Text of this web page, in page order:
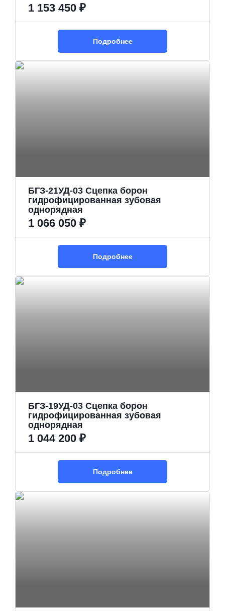
1 153 450 ₽
Подробнее
БГЗ-21УД-03 Сцепка борон
гидрофицированная зубовая
однорядная
1 066 050 ₽
Подробнее
БГЗ-19УД-03 Сцепка борон
гидрофицированная зубовая
однорядная
1 044 200 ₽
Подробнее